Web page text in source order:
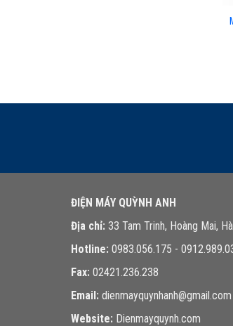
ĐIỆN MÁY QUỲNH ANH
Địa chỉ: 33 Tam Trinh, Hoàng Mai,
Hotline: 0983.056.175 -
Fax: 02421.236.238
Email: dienmayquynhanh@gmail.com
Website: Dienmayquynh.com